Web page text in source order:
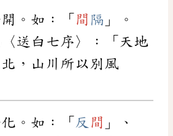
。如：「 間 隔 」。
送白七序〉：「天地
北，山川所以別風
。如：「 反 間 」、